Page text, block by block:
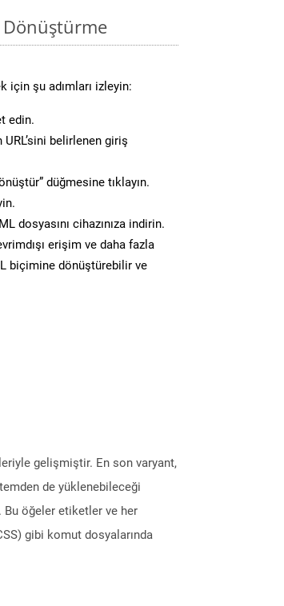
Dönüştürme
için şu adımları izleyin:
edin.
belirlenen giriş
düğmesine tıklayın.
dosyasını cihazınıza indirin.
erişim ve daha fazla
biçimine dönüştürebilir ve
gelişmiştir. En son varyant,
de yüklenebileceği
Bu öğeler etiketler ve her
gibi komut dosyalarında